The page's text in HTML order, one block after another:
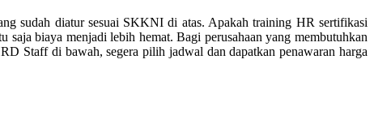
sudah diatur sesuai SKKNI di atas. Apakah training HR sertifikasi
saja biaya menjadi lebih hemat. Bagi perusahaan yang membutuhkan
Staff di bawah, segera pilih jadwal dan dapatkan penawaran harga